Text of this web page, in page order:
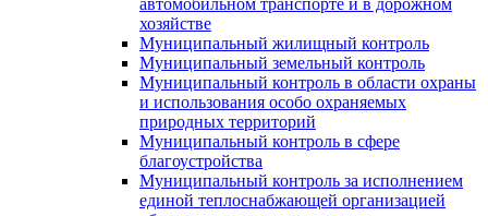
автомобильном транспорте и в дорожном
хозяйстве
Муниципальный жилищный контроль
Муниципальный земельный контроль
Муниципальный контроль в области охраны
и использования особо охраняемых
природных территорий
Муниципальный контроль в сфере
благоустройства
Муниципальный контроль за исполнением
единой теплоснабжающей организацией